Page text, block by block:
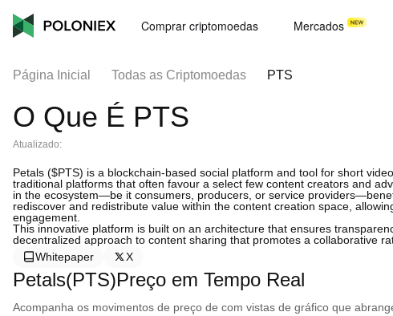
Comprar criptomoedas Mercados
Página Inicial Todas as Criptomoedas PTS
O Que É PTS
Atualizado:
Petals ($PTS) is a blockchain-based social platform and tool for short
traditional platforms that often favour a select few content creators and
in the ecosystem—be it consumers, producers, or service
rediscover and redistribute value within the content creation space,
engagement.
This innovative platform is built on an architecture that ensures
decentralized approach to content sharing that promotes a collaborative
Whitepaper
X
Petals(PTS)Preço em Tempo Real
Acompanha os movimentos de preço de com vistas de gráfico que